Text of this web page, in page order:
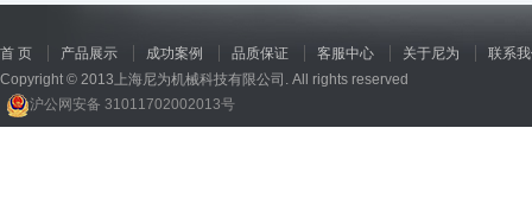
首 页 产品展示 成功案例 品质保证 客服中心 关于尼为
联系
Copyright © 2013上海尼为机械科技有限公司. All rights reserved
沪公网安备 31011702002013号